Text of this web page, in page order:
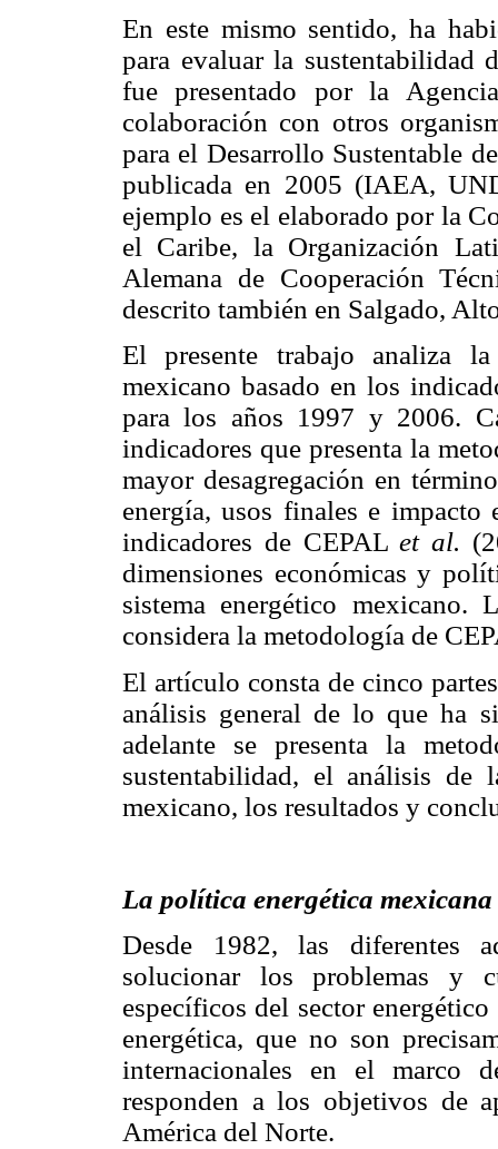
En este mismo sentido, ha
para evaluar la sustentabilidad
fue presentado por la
colaboración con otros
para el Desarrollo Sustentable
publicada en 2005 (IAEA,
ejemplo es el elaborado por la
el Caribe, la Organización
Alemana de Cooperación
descrito también en Salgado,
El presente trabajo analiza la
mexicano basado en los
para los años 1997 y 2006.
indicadores que presenta la
mayor desagregación en
energía, usos finales e impacto
indicadores de CEPALet al.
dimensiones económicas y
sistema energético mexicano.
considera la metodología de
El artículo consta de cinco
análisis general de lo que ha
adelante se presenta la
sustentabilidad, el análisis de
mexicano, los resultados y
La política energética
Desde 1982, las diferentes
solucionar los problemas y
específicos del sector
energética, que no son
internacionales en el marco
responden a los objetivos de
América del Norte.